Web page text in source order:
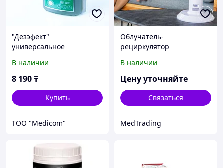
"Дезэфект"
универсальное
средство, 1л
В наличии
8 190₸
Купить
ТОО "Medicom"
Облучатель-
рециркулятор
111-115 П
В наличии
Цену уточняйте
Связаться
MedTrading